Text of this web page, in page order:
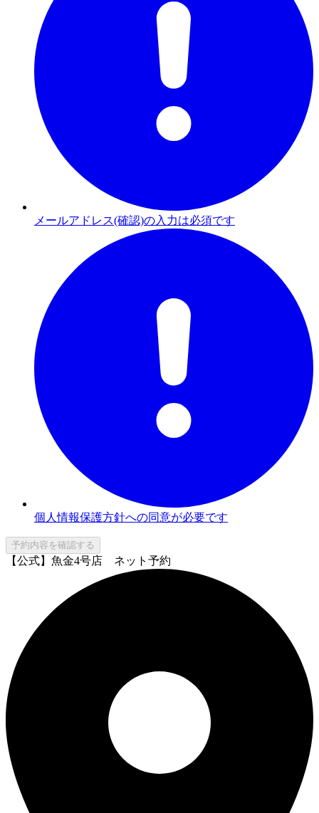
メールアドレス(確認)の入力は必須です
個人情報保護方針への同意が必要です
予約内容を確認する
【公式】魚金4号店 ネット予約